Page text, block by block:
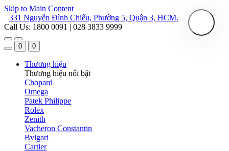
Skip to Main Content
331 Nguyễn Đình Chiểu, Phường 5, Quận 3, HCM.
Call Us: 1800 0091 | 028 3833 9999
0 0
Thương hiệu
Thương hiệu nổi bật
Chopard
Omega
Patek Philippe
Rolex
Zenith
Vacheron Constantin
Bvlgari
Cartier